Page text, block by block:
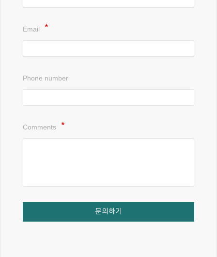
Email
Phone number
Comments
문의하기